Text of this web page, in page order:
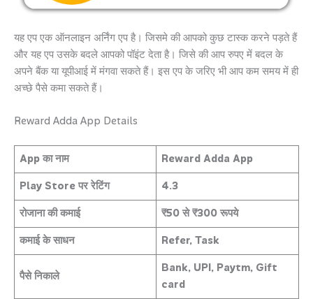
यह एप एक ऑनलाइन अर्निंग एप है। जिसमे की आपको कुछ टास्क करने पड़ते हैं
और यह एप उसके बदले आपको पॉइंट देता है। जिसे की आप रुपए में बदल के
अपने बैंक या यूपीआई में मंगवा सकते हैं। इस एप के जरिए भी आप कम समय में ही
अच्छे पैसे कमा सकते हैं।
Reward Adda App Details
App का नाम Reward Adda App
Play Store पर रेटिंग 4.3
रोजाना की कमाई ₹50 से ₹300 रूपये
कमाई के साधन Refer, Task
पैसे निकाले
Bank, UPI, Paytm, Gift
card